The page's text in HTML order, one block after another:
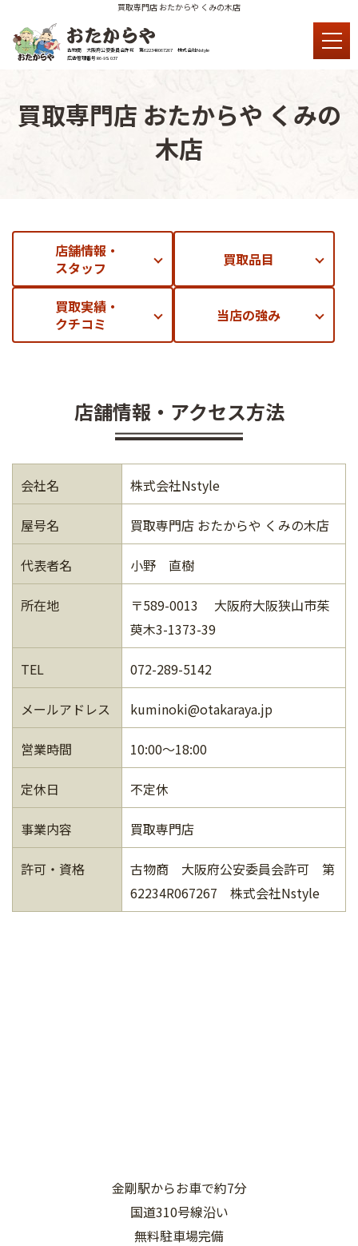
買取専門店 おたからや くみの木店
古物商 大阪府公安委員会許可 第62234R067267 株式会社Nstyle
広告管理番号 R6-9S 037
買取専門店 おたからや くみの
木店
店舗情報・
スタッフ
買取品目
買取実績・
クチコミ
当店の強み
店舗情報・アクセス方法
会社名 株式会社Nstyle
屋号名 買取専門店 おたからや くみの木店
代表者名 小野 直樹
所在地
〒589-0013 大阪府大阪狭山市茱
萸木3-1373-39
TEL 072-289-5142
メールアドレス kuminoki@otakaraya.jp
営業時間 10:00～18:00
定休日 不定休
事業内容 買取専門店
許可・資格
古物商 大阪府公安委員会許可 第
62234R067267 株式会社Nstyle
金剛駅からお車で約7分
国道310号線沿い
無料駐車場完備